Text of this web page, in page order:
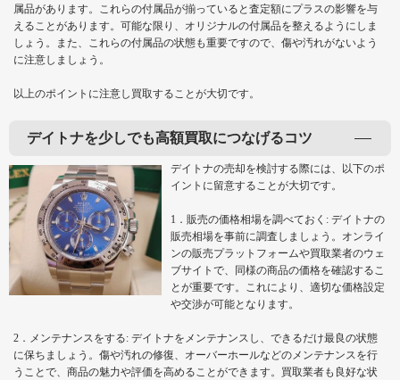
属品があります。これらの付属品が揃っていると査定額にプラスの影響を与
えることがあります。可能な限り、オリジナルの付属品を整えるようにしま
しょう。また、これらの付属品の状態も重要ですので、傷や汚れがないよう
に注意しましょう。
以上のポイントに注意し買取することが大切です。
デイトナを少しでも高額買取につなげるコツ
デイトナの売却を検討する際には、以下のポ
イントに留意することが大切です。
1．販売の価格相場を調べておく: デイトナの
販売相場を事前に調査しましょう。オンライ
ンの販売プラットフォームや買取業者のウェ
ブサイトで、同様の商品の価格を確認するこ
とが重要です。これにより、適切な価格設定
や交渉が可能となります。
2．メンテナンスをする: デイトナをメンテナンスし、できるだけ最良の状態
に保ちましょう。傷や汚れの修復、オーバーホールなどのメンテナンスを行
うことで、商品の魅力や評価を高めることができます。買取業者も良好な状